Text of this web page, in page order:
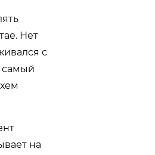
Нет
с
самый
на